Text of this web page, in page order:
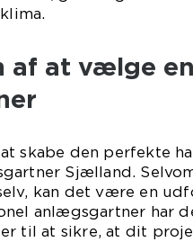
af at vælge
skabe den perfekte
Sjælland.
kan det være en
anlægsgartner har
til at sikre, at dit